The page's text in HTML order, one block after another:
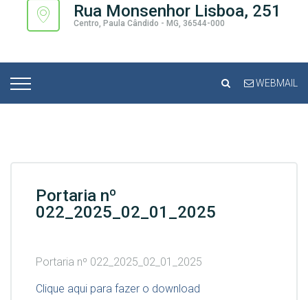
Rua Monsenhor Lisboa, 251
Centro, Paula Cândido - MG, 36544-000
WEBMAIL
Portaria nº
022_2025_02_01_2025
Portaria nº 022_2025_02_01_2025
Clique aqui para fazer o download